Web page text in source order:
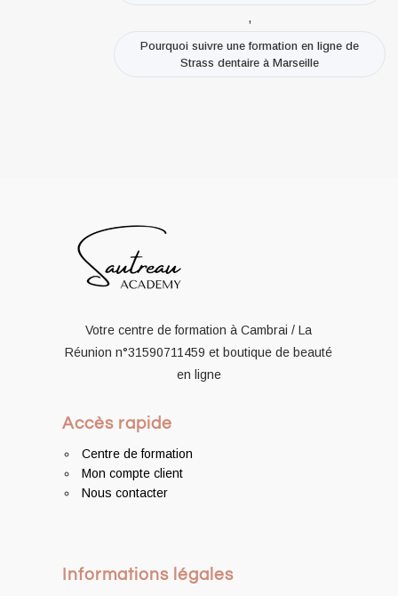
,
Pourquoi suivre une formation en ligne de
Strass dentaire à Marseille
Votre centre de formation à Cambrai / La
Réunionn°31590711459 et boutique de beauté
en ligne
Accès rapide
Centre de formation
Mon compte client
Nous contacter
Informations légales